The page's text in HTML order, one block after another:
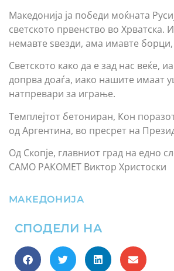
Македонија ја победи моќната
светското првенство во Хрватска.
немавте ѕвезди, ама имавте
Светското како да е зад нас веќе,
допрва доаѓа, иако нашите имаат
натпревари за играње.
Темплејтот бетониран, Кон
од Аргентина, во пресрет на
Од Скопје, главниот град на едно
САМО РАКОМЕТ Виктор Христоски
МАКЕДОНИЈА
СПОДЕЛИ НА